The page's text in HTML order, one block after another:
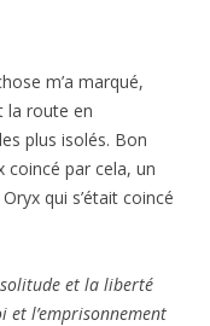
m’a marqué,
la route en
plus isolés. Bon
coincé par cela, un
qui s’était coincé
et la liberté
et l’emprisonnement